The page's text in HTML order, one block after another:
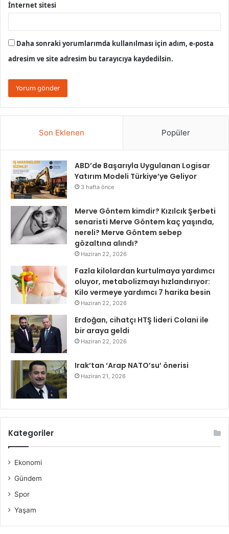
İnternet sitesi
Daha sonraki yorumlarımda kullanılması için adım, e-posta
adresim ve site adresim bu tarayıcıya kaydedilsin.
Son Eklenen Popüler
ABD’de Başarıyla Uygulanan Logisar
Yatırım Modeli Türkiye’ye Geliyor
3 hafta önce
Merve Göntem kimdir? Kızılcık Şerbeti
senaristi Merve Göntem kaç yaşında,
nereli? Merve Göntem sebep
gözaltına alındı?
Haziran 22, 2026
Fazla kilolardan kurtulmaya yardımcı
oluyor, metabolizmayı hızlandırıyor:
Kilo vermeye yardımcı 7 harika besin
Haziran 22, 2026
Erdoğan, cihatçı HTŞ lideri Colani ile
bir araya geldi
Haziran 22, 2026
Irak’tan ‘Arap NATO’su’ önerisi
Haziran 21, 2026
Kategoriler
Ekonomi
Gündem
Spor
Yaşam